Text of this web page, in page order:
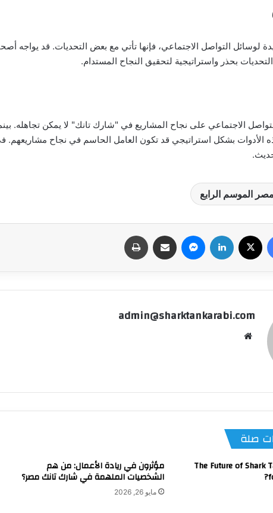
لوسائل التواصل الاجتماعي، فإنها تأتي مع بعض التحديات. قد
بحذر واستراتيجية لتحقيق النجاح المستدام.
الاجتماعي على نجاح المشاريع في "شارك تانك" لا يمكن تجاهله.
الأدوات بشكل استراتيجي قد تكون العامل الحاسم في نجاح مشاريعهم.
الموسم الرابع
فيسبوك لينكدإن ماسنجر مشاركة عبر البريد
admin@sharktankarabi.com
صلة
The Future of Shark مؤثرون في ريادة الأعمال: من هم
الشخصيات الملهمة في شارك تانك مصر؟
مايو 26, 2026